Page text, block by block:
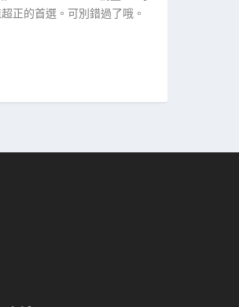
正的首選。可別錯過了哦。